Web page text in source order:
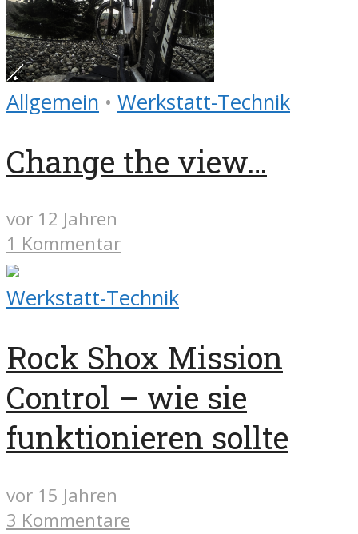
Allgemein • Werkstatt-Technik
Change the view…
vor 12 Jahren
1 Kommentar
Werkstatt-Technik
Rock Shox Mission
Control – wie sie
funktionieren sollte
vor 15 Jahren
3 Kommentare